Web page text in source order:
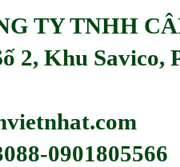
TY TNHH
2, Khu Savico,
0901805566